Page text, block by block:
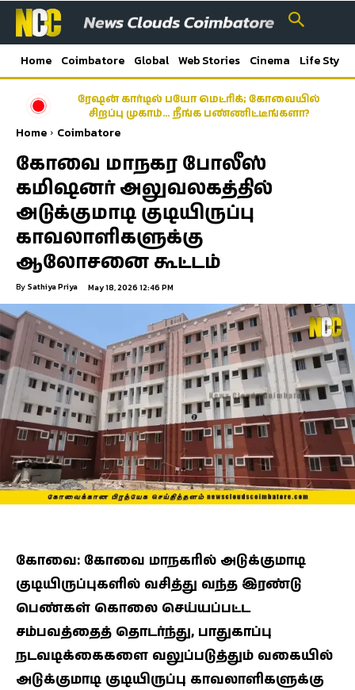
Home Coimbatore Global Web Stories Cinema Life Style
ரேஷன் கார்டில் பயோ மெட்ரிக்; கோவையில்
சிறப்பு முகாம்… நீங்க பண்ணிட்டீங்களா?
Home Coimbatore
கோவை மாநகர போலீஸ்
கமிஷனர் அலுவலகத்தில்
அடுக்குமாடி குடியிருப்பு
காவலாளிகளுக்கு
ஆலோசனை கூட்டம்
By Sathiya Priya May 18, 2026 12:46 PM
கோவை: கோவை மாநகரில் அடுக்குமாடி
குடியிருப்புகளில் வசித்து வந்த இரண்டு
பெண்கள் கொலை செய்யப்பட்ட
சம்பவத்தைத் தொடர்ந்து, பாதுகாப்பு
நடவடிக்கைகளை வலுப்படுத்தும் வகையில்
அடுக்குமாடி குடியிருப்பு காவலாளிகளுக்கு